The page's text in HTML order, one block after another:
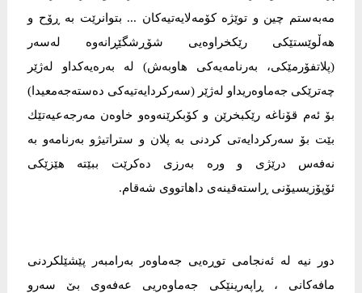
مەبەستم چین و توێژە كۆمەلایەتیەكان ... بتوانرێت بە ڕۆح و
هەڵوێستێكی رێكخراوەیی شۆڕشگێڕانەوە لەسەر
(پلاتفۆرمێكی، بەرنامەیەكی هاوبەش) لە بەرەیەكداو لەژێر
چەترێكی جەماوەریداو لەژێر (سەركردایەتیەكی دەستەجەمعیدا)
بۆ ئەم قۆناغە رێكبخرێن و كۆبكرێنەوەو خاوەن مەرجەعیەتێك
بێت بۆ سەركردایەتی كردنی بە پلان و ستراتیژو بەرنامەو بە
نەفەس درێژی و ورە بەرزی دەكرێت ببێتە هێزێكی
ئۆپۆزیسیۆنی ڕاستەقینەی داهاتووی شەقام.
دور نیە لە ئەنجامی توڕەیی جەماوەر بەرامبەر پێشێلكردنی
مافەكانی ، ڕاپەرینێكی جەماوەریی عەفەوی بێ سەرو